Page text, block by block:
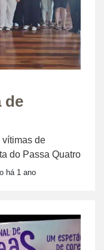
de
vítimas de
do Passa Quatro
há 1 ano